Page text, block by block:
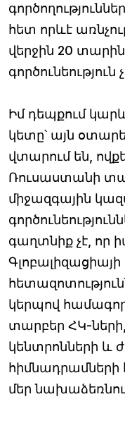
հետ որևէ
վերջին 20
Իմ դեպքում
կետը՝ այն
վտարում են,
Ռուսաստանի
միջազգային
գաղտնիք չէ, որ
կերպով
տարբեր ՀԿ-
կենտրոնների և
հիմնադրամների
մեր